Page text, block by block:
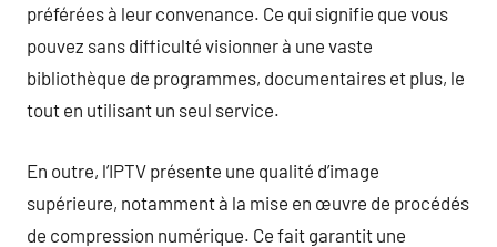
préférées à leur convenance. Ce qui signifie que vous
pouvez sans difficulté visionner à une vaste
bibliothèque de programmes, documentaires et plus, le
tout en utilisant un seul service.
En outre, l’IPTV présente une qualité d’image
supérieure, notamment à la mise en œuvre de procédés
de compression numérique. Ce fait garantit une